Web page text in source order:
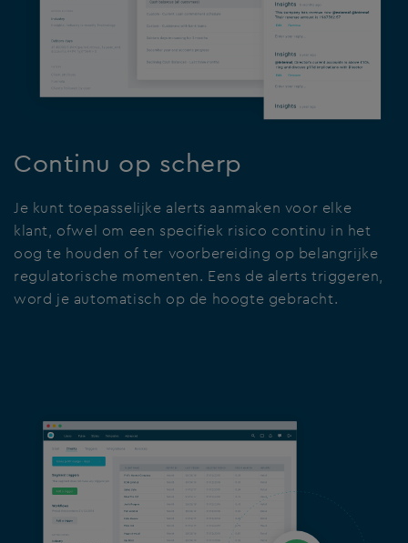
Continu op scherp
Je kunt toepasselijke alerts aanmaken voor elke
klant, ofwel om een specifiek risico continu in het
oog te houden of ter voorbereiding op belangrijke
regulatorische momenten. Eens de alerts triggeren,
word je automatisch op de hoogte gebracht.